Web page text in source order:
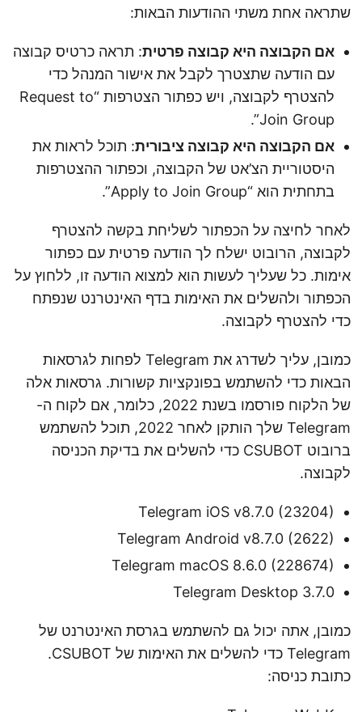
שתראה אחת משתי ההודעות הבאות:
אם הקבוצה היא קבוצה פרטית: תראה כרטיס קבוצה
עם הודעה שתצטרך לקבל את אישור המנהל כדי
להצטרף לקבוצה, ויש כפתור הצטרפות “Request to
Join Group”.
אם הקבוצה היא קבוצה ציבורית: תוכל לראות את
היסטוריית הצ’אט של הקבוצה, וכפתור ההצטרפות
בתחתית הוא “Apply to Join Group”.
לאחר לחיצה על הכפתור לשליחת בקשה להצטרף
לקבוצה, הרובוט ישלח לך הודעה פרטית עם כפתור
אימות. כל שעליך לעשות הוא למצוא הודעה זו, ללחוץ על
הכפתור ולהשלים את האימות בדף האינטרנט שנפתח
כדי להצטרף לקבוצה.
כמובן, עליך לשדרג את Telegram לפחות לגרסאות
הבאות כדי להשתמש בפונקציות קשורות. גרסאות אלה
של הלקוח פורסמו בשנת 2022, כלומר, אם לקוח ה-
Telegram שלך הותקן לאחר 2022, תוכל להשתמש
ברובוט CSUBOT כדי להשלים את בדיקת הכניסה
לקבוצה.
Telegram iOS v8.7.0 (23204)
Telegram Android v8.7.0 (2622)
Telegram macOS 8.6.0 (228674)
Telegram Desktop 3.7.0
כמובן, אתה יכול גם להשתמש בגרסת האינטרנט של
Telegram כדי להשלים את האימות של CSUBOT.
כתובת כניסה: